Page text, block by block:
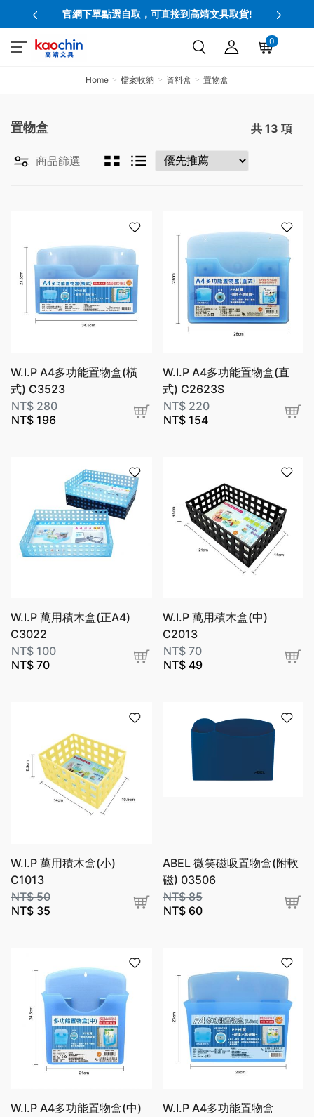
官網下單點選自取，可直接到高靖文具取貨!
0
Home 檔案收納 資料盒 置物盒
置物盒 共 13 項
商品篩選
W.I.P A4多功能置物盒(橫
式) C3523
NT$280
NT$ 196
W.I.P A4多功能置物盒(直
式) C2623S
NT$220
NT$154
W.I.P 萬用積木盒(正A4)
C3022
NT$100
NT$ 70
W.I.P 萬用積木盒(中)
C2013
NT$70
NT$49
W.I.P 萬用積木盒(小)
C1013
NT$50
NT$ 35
ABEL 微笑磁吸置物盒(附軟
磁) 03506
NT$85
NT$60
W.I.P A4多功能置物盒(中)
W.I.P A4多功能置物盒